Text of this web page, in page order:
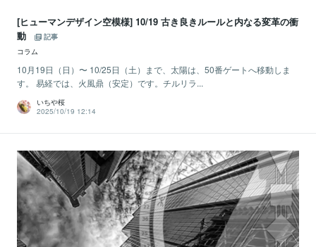
[ヒューマンデザイン空模様] 10/19 古き良きルールと内なる変革の衝
動
記事
コラム
10月19日（日）〜 10/25日（土）まで、太陽は、50番ゲートへ移動しま
す。 易経では、火風鼎（安定）です。チルリラ...
いちや桜
2025/10/19 12:14